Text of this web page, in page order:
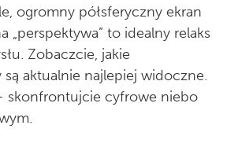
ogromny półsferyczny ekran
„perspektywa” to idealny relaks
Zobaczcie, jakie
aktualnie najlepiej widoczne.
skonfrontujcie cyfrowe niebo